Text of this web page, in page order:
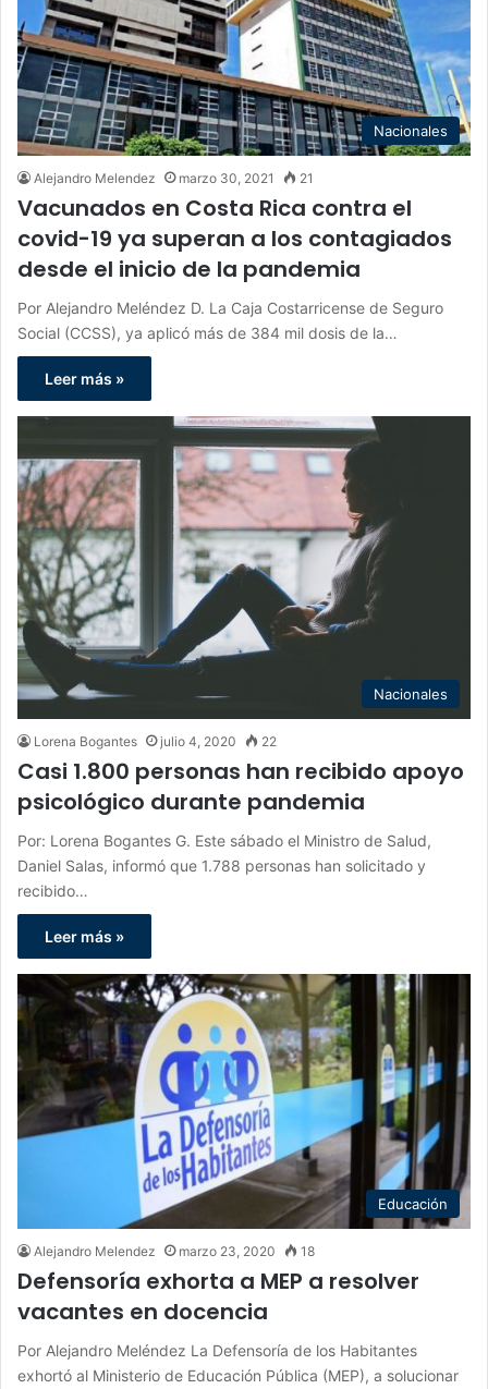
Nacionales
Alejandro Melendez marzo 30, 2021 21
Vacunados en Costa Rica contra el
covid-19 ya superan a los contagiados
desde el inicio de la pandemia
Por Alejandro Meléndez D. La Caja Costarricense de Seguro
Social (CCSS), ya aplicó más de 384 mil dosis de la…
Leer más »
Nacionales
Lorena Bogantes julio 4, 2020 22
Casi 1.800 personas han recibido apoyo
psicológico durante pandemia
Por: Lorena Bogantes G. Este sábado el Ministro de Salud,
Daniel Salas, informó que 1.788 personas han solicitado y
recibido…
Leer más »
Educación
Alejandro Melendez marzo 23, 2020 18
Defensoría exhorta a MEP a resolver
vacantes en docencia
Por Alejandro Meléndez La Defensoría de los Habitantes
exhortó al Ministerio de Educación Pública (MEP), a solucionar